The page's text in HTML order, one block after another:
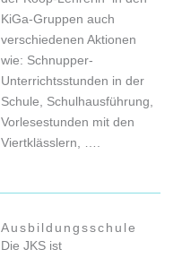
KiGa-Gruppen auch
verschiedenen Aktionen
wie: Schnupper-
Unterrichtsstunden in der
Schule, Schulhausführung,
Vorlesestunden mit den
Viertklässlern, ….
Ausbildungsschule
Die JKS ist